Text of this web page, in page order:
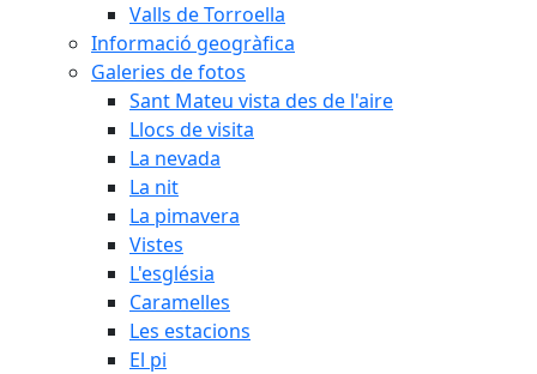
Valls de Torroella
Informació geogràfica
Galeries de fotos
Sant Mateu vista des de l'aire
Llocs de visita
La nevada
La nit
La pimavera
Vistes
L'església
Caramelles
Les estacions
El pi